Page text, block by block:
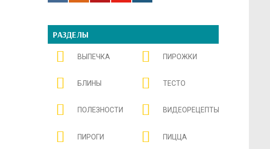
РАЗДЕЛЫ
ВЫПЕЧКА ПИРОЖКИ
БЛИНЫ ТЕСТО
ПОЛЕЗНОСТИ ВИДЕОРЕЦЕПТЫ
ПИРОГИ ПИЦЦА